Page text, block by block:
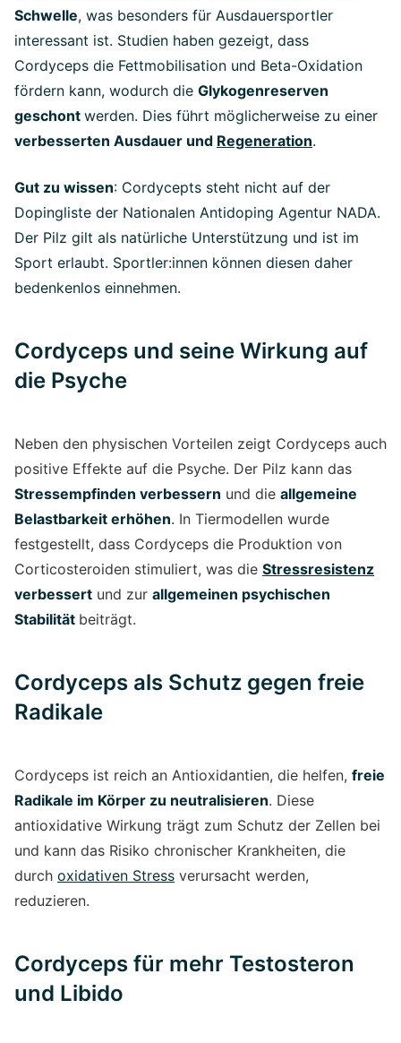
Schwelle, was besonders für Ausdauersportler
interessant ist. Studien haben gezeigt, dass
Cordyceps die Fettmobilisation und Beta-Oxidation
fördern kann, wodurch die Glykogenreserven
geschont werden. Dies führt möglicherweise zu einer
verbesserten Ausdauer und Regeneration.
Gut zu wissen: Cordycepts steht nicht auf der
Dopingliste der Nationalen Antidoping Agentur NADA.
Der Pilz gilt als natürliche Unterstützung und ist im
Sport erlaubt. Sportler:innen können diesen daher
bedenkenlos einnehmen.
Cordyceps und seine Wirkung auf
die Psyche
Neben den physischen Vorteilen zeigt Cordyceps auch
positive Effekte auf die Psyche. Der Pilz kann das
Stressempfinden verbessern und die allgemeine
Belastbarkeit erhöhen. In Tiermodellen wurde
festgestellt, dass Cordyceps die Produktion von
Corticosteroiden stimuliert, was die Stressresistenz
verbessert und zur allgemeinen psychischen
Stabilität beiträgt.
Cordyceps als Schutz gegen freie
Radikale
Cordyceps ist reich an Antioxidantien, die helfen, freie
Radikale im Körper zu neutralisieren. Diese
antioxidative Wirkung trägt zum Schutz der Zellen bei
und kann das Risiko chronischer Krankheiten, die
durch oxidativen Stress verursacht werden,
reduzieren.
Cordyceps für mehr Testosteron
und Libido